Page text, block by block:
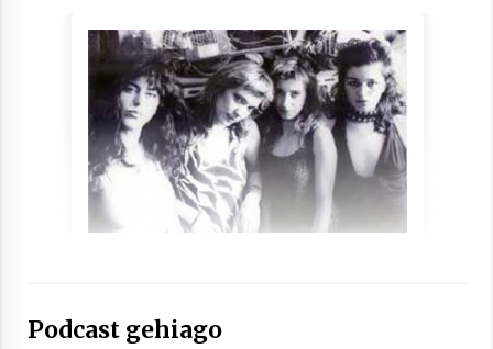
Podcast gehiago